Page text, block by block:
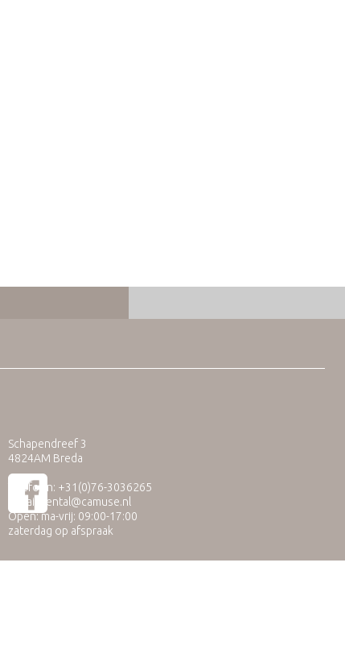
Schapendreef 3
4824AM Breda
Telefoon: +31(0)76-3036265
E-mail:
rental@camuse.nl
Open: ma-vrij: 09:00-17:00
zaterdag op afspraak